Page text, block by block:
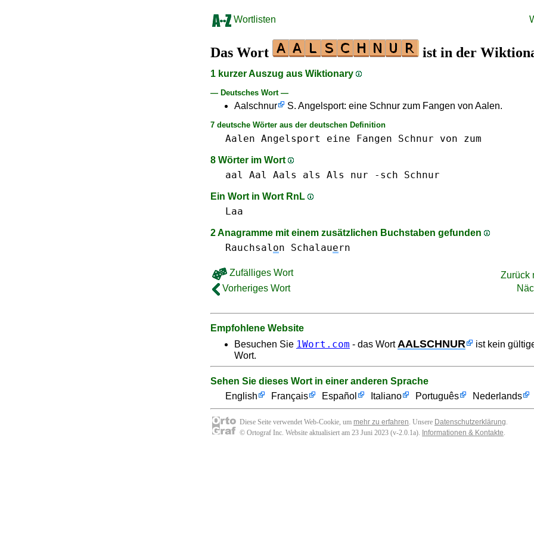
Wortlisten
Das Wort ist in der
1 kurzer Auszug aus Wiktionary
— Deutsches Wort —
Aalschnur S. Angelsport: eine Schnur zum Fangen von Aalen.
7 deutsche Wörter aus der deutschen Definition
Aalen Angelsport eine Fangen Schnur von zum
8 Wörter im Wort
aal Aal Aals als Als nur -sch Schnur
Ein Wort in Wort RnL
Laa
2 Anagramme mit einem zusätzlichen Buchstaben gefunden
Rauchsalon Schalauern
Zufälliges Wort
Zurück
Vorheriges Wort
Empfohlene Website
Besuchen Sie 1Wort.com - das Wort AALSCHNUR
ist kein
Wort.
Sehen Sie dieses Wort in einer anderen Sprache
English
Français Español Italiano Português Nederlands
Diese Seite verwendet Web-Cookie, um mehr zu erfahren. Unsere Datenschutzerklärung.
© Ortograf Inc. Website aktualisiert am 23 Juni 2023 (v-2.0.1a). Informationen & Kontakte.